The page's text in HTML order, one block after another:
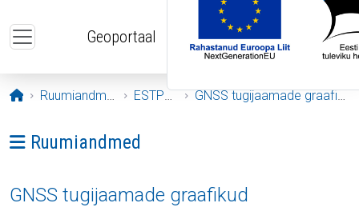
Geoportaal
Avaleht
Ruumiandmed ESTPOS GNSS tugijaamade graafikud
Ava menüü: Ruumiandmed
Ruumiandmed
GNSS tugijaamade graafikud